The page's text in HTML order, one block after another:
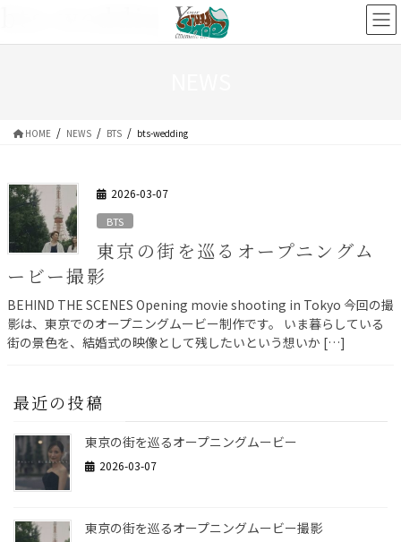
ッ
移
HOME NEWS BTS bts-wedding
bts-wedding
2026-03-07
BTS
東京の街を巡るオープニングム
ービー撮影
BEHIND THE SCENES Opening movie shooting in Tokyo 今回の撮
影は、東京でのオープニングムービー制作です。 いま暮らしている
街の景色を、結婚式の映像として残したいという想いか […]
最近の投稿
東京の街を巡るオープニングムービー
2026-03-07
東京の街を巡るオープニングムービー撮影